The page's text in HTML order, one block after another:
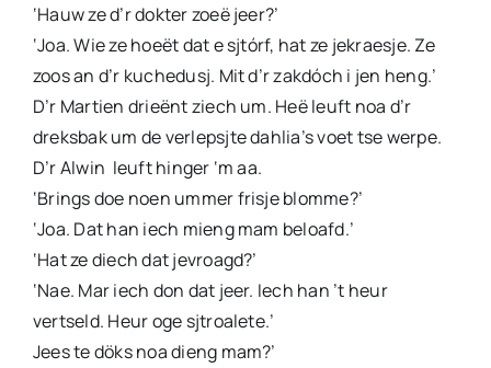
‘Hauw ze d’r dokter zoeë jeer?’
‘Joa. Wie ze hoeët dat e sjtórf, hat ze jekraesje. Ze
zoos an d’r kuchedusj. Mit d’r zakdóch i jen heng.’
D’r Martien drieënt ziech um. Heë leuft noa d’r
dreksbak um de verlepsjte dahlia’s voet tse werpe.
D’r Alwin leuft hinger ‘m aa.
‘Brings doe noen ummer frisje blomme?’
‘Joa. Dat han iech mieng mam beloafd.’
‘Hat ze diech dat jevroagd?’
‘Nae. Mar iech don dat jeer. Iech han ’t heur
vertseld. Heur oge sjtroalete.’
Jees te döks noa dieng mam?’